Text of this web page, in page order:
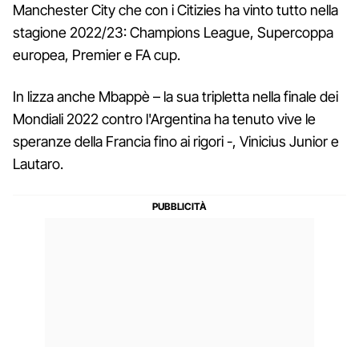
Manchester City che con i Citizies ha vinto tutto nella
stagione 2022/23: Champions League, Supercoppa
europea, Premier e FA cup.
In lizza anche Mbappè – la sua tripletta nella finale dei
Mondiali 2022 contro l'Argentina ha tenuto vive le
speranze della Francia fino ai rigori -, Vinicius Junior e
Lautaro.